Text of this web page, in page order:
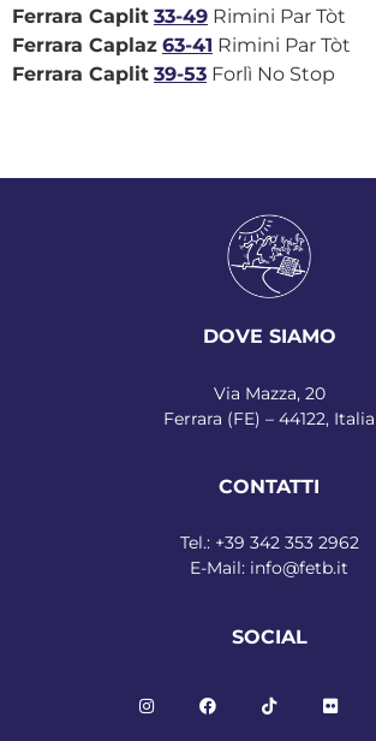
Ferrara Caplit 33-49 Rimini Par Tòt
Ferrara Caplaz 63-41 Rimini Par Tòt
Ferrara Caplit 39-53 Forlì No Stop
DOVE SIAMO
Via Mazza, 20
Ferrara (FE) – 44122, Italia
CONTATTI
Tel.: +39 342 353 2962
E-Mail: info@fetb.it
SOCIAL